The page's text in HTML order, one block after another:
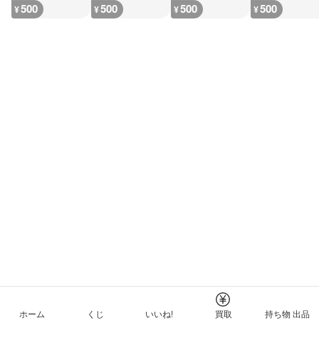
¥500 ¥500 ¥500 ¥500
ホーム くじ いいね! 買取 持ち物 出品